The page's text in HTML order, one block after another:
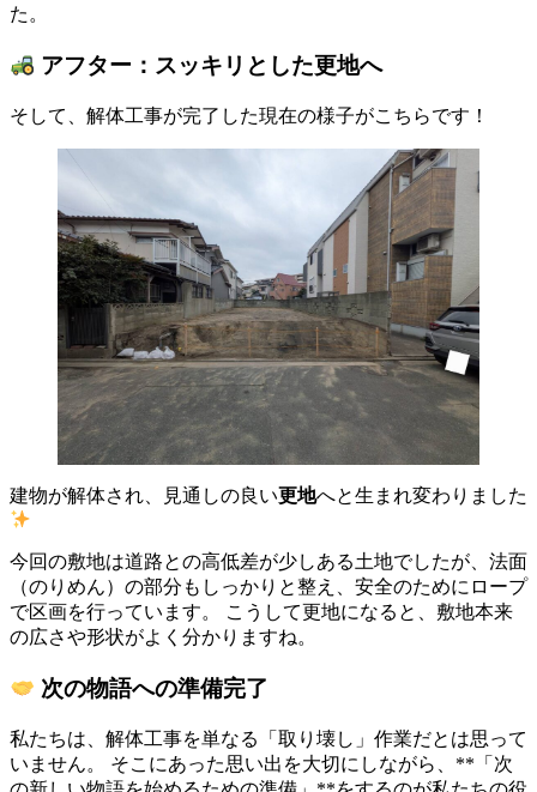
た。
アフター：スッキリとした更地へ
そして、解体工事が完了した現在の様子がこちらです！
建物が解体され、見通しの良い更地へと生まれ変わりました
今回の敷地は道路との高低差が少しある土地でしたが、法面
（のりめん）の部分もしっかりと整え、安全のためにロープ
で区画を行っています。 こうして更地になると、敷地本来
の広さや形状がよく分かりますね。
次の物語への準備完了
私たちは、解体工事を単なる「取り壊し」作業だとは思って
いません。 そこにあった思い出を大切にしながら、**「次